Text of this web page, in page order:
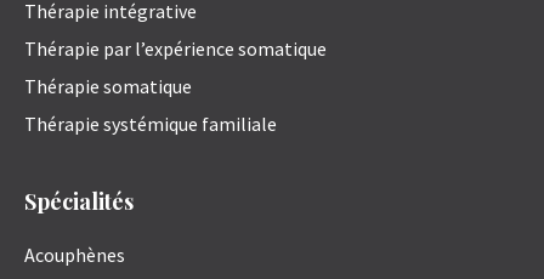
Thérapie intégrative
Thérapie par l’expérience somatique
Thérapie somatique
Thérapie systémique familiale
Spécialités
Acouphènes